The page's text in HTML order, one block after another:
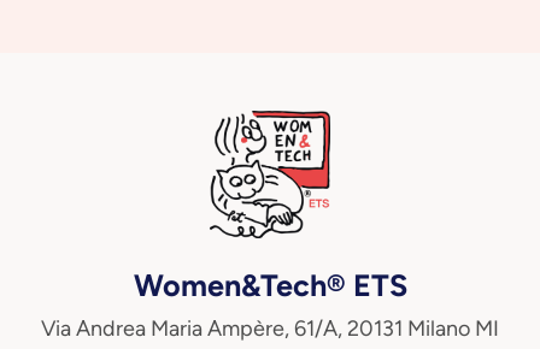
Women&Tech® ETS
Via Andrea Maria Ampère, 61/A, 20131 Milano MI